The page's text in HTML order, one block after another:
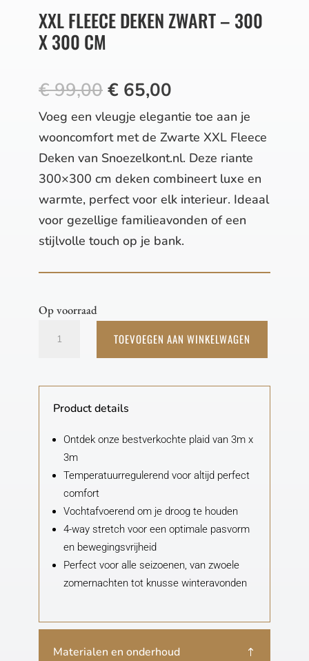
XXL FLEECE DEKEN ZWART – 300
X 300 CM
€99,00 Oorspronkelijke
prijs
was:
€ 99,00.
€ 65,00
prijs
is:
€ 65,00.
Voeg een vleugje elegantie toe aan je
wooncomfort met de Zwarte XXL Fleece
Deken van Snoezelkont.nl. Deze riante
300×300 cm deken combineert luxe en
warmte, perfect voor elk interieur. Ideaal
voor gezellige familieavonden of een
stijlvolle touch op je bank.
Op voorraad
Zwart
300
aantal
TOEVOEGEN AAN WINKELWAGEN
Product details
Ontdek onze bestverkochte plaid van 3m x
3m
Temperatuurregulerend voor altijd perfect
comfort
Vochtafvoerend om je droog te houden
4-way stretch voor een optimale pasvorm
en bewegingsvrijheid
Perfect voor alle seizoenen, van zwoele
zomernachten tot knusse winteravonden
Materialen en onderhoud